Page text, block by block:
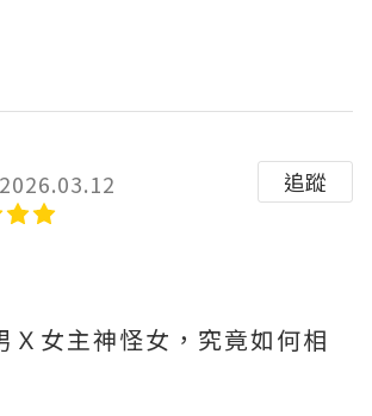
追蹤
Ｘ女主神怪女，究竟如何相